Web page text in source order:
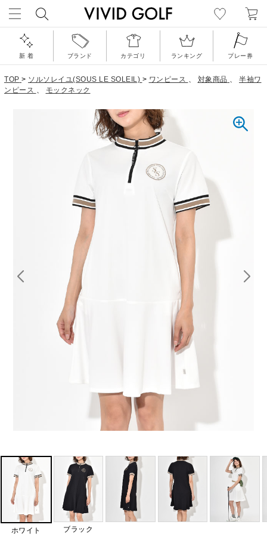
新 着 ブランド カテゴリ ランキング プレー券
TOP > ソルソレイユ(SOUS LE SOLEIL) > ワンピース 、 対象商品 、 半袖ワ
ンピース 、 モックネック
ホワイト ブラック